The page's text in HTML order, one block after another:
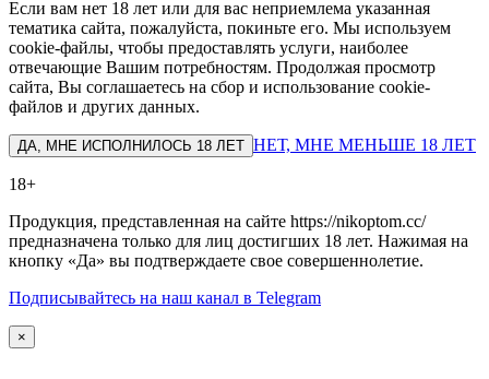
Если вам нет 18 лет или для вас неприемлема указанная
тематика сайта, пожалуйста, покиньте его. Мы используем
cookie-файлы, чтобы предоставлять услуги, наиболее
отвечающие Вашим потребностям. Продолжая просмотр
сайта, Вы соглашаетесь на сбор и использование cookie-
файлов и других данных.
ДА, МНЕ ИСПОЛНИЛОСЬ 18 ЛЕТ НЕТ, МНЕ МЕНЬШЕ 18 ЛЕТ
18+
Продукция, представленная на сайте https://nikoptom.cc/
предназначена только для лиц достигших 18 лет. Нажимая на
кнопку «Да» вы подтверждаете свое совершеннолетие.
Подписывайтесь на наш канал в Telegram
×